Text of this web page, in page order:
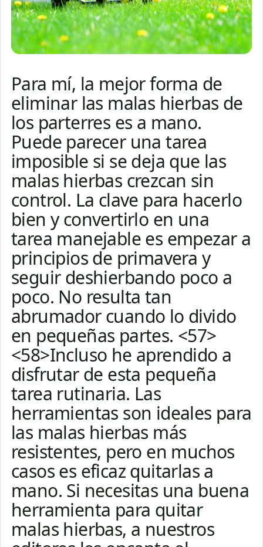
Para mí, la mejor forma de
eliminar las malas hierbas de
los parterres es a mano.
Puede parecer una tarea
imposible si se deja que las
malas hierbas crezcan sin
control. La clave para hacerlo
bien y convertirlo en una
tarea manejable es empezar a
principios de primavera y
seguir deshierbando poco a
poco. No resulta tan
abrumador cuando lo divido
en pequeñas partes. <57>
<58>Incluso he aprendido a
disfrutar de esta pequeña
tarea rutinaria. Las
herramientas son ideales para
las malas hierbas más
resistentes, pero en muchos
casos es eficaz quitarlas a
mano. Si necesitas una buena
herramienta para quitar
malas hierbas, a nuestros